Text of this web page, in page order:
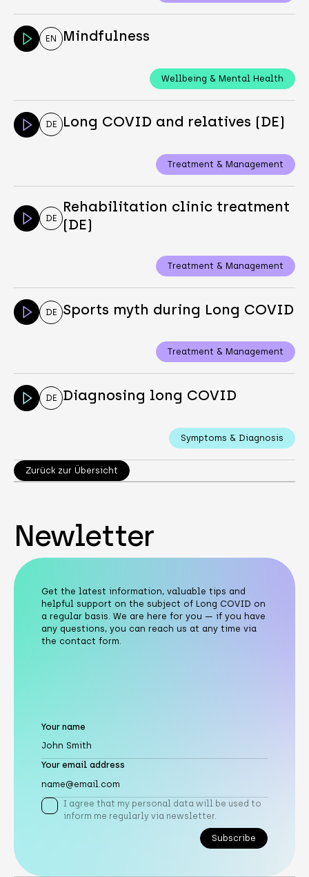
EN Mindfulness
Wellbeing & Mental Health
DE Long COVID and relatives (DE)
Treatment & Management
DE
Rehabilitation clinic treatment
(DE)
Treatment & Management
DE Sports myth during Long COVID
Treatment & Management
DE Diagnosing long COVID
Symptoms & Diagnosis
Zurück zur Übersicht
Newletter
Get the latest information, valuable tips and
helpful support on the subject of Long COVID on
a regular basis. We are here for you — if you have
any questions, you can reach us at any time via
the contact form.
Your name
Your email address
I agree that my personal data will be used to
inform me regularly via newsletter.
Subscribe
Subscribe